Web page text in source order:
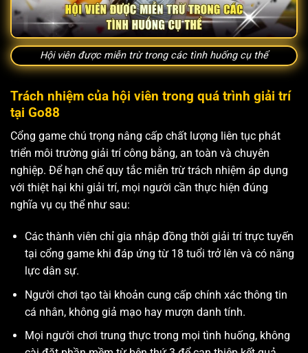
Hội viên được miễn trừ trong các tình huống cụ thể
Trách nhiệm của hội viên trong quá trình giải trí
tại Go88
Cổng game chú trọng nâng cấp chất lượng liên tục phát
triển môi trường giải trí công bằng, an toàn và chuyên
nghiệp. Để hạn chế quy tắc miễn trừ trách nhiệm áp dụng
với thiệt hại khi giải trí, mọi người cần thực hiện đúng
nghĩa vụ cụ thể như sau:
Các thành viên chỉ gia nhập đồng thời giải trí trực tuyến
tại cổng game khi đáp ứng từ 18 tuổi trở lên và có năng
lực dân sự.
Người chơi tạo tài khoản cung cấp chính xác thông tin
cá nhân, không giả mạo hay mượn danh tính.
Mọi người chơi trung thực trong mọi tình huống, không